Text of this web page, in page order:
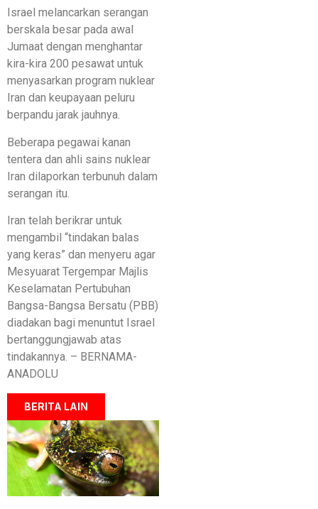
Israel melancarkan serangan
berskala besar pada awal
Jumaat dengan menghantar
kira-kira 200 pesawat untuk
menyasarkan program nuklear
Iran dan keupayaan peluru
berpandu jarak jauhnya.
Beberapa pegawai kanan
tentera dan ahli sains nuklear
Iran dilaporkan terbunuh dalam
serangan itu.
Iran telah berikrar untuk
mengambil “tindakan balas
yang keras” dan menyeru agar
Mesyuarat Tergempar Majlis
Keselamatan Pertubuhan
Bangsa-Bangsa Bersatu (PBB)
diadakan bagi menuntut Israel
bertanggungjawab atas
tindakannya. – BERNAMA-
ANADOLU
BERITA LAIN